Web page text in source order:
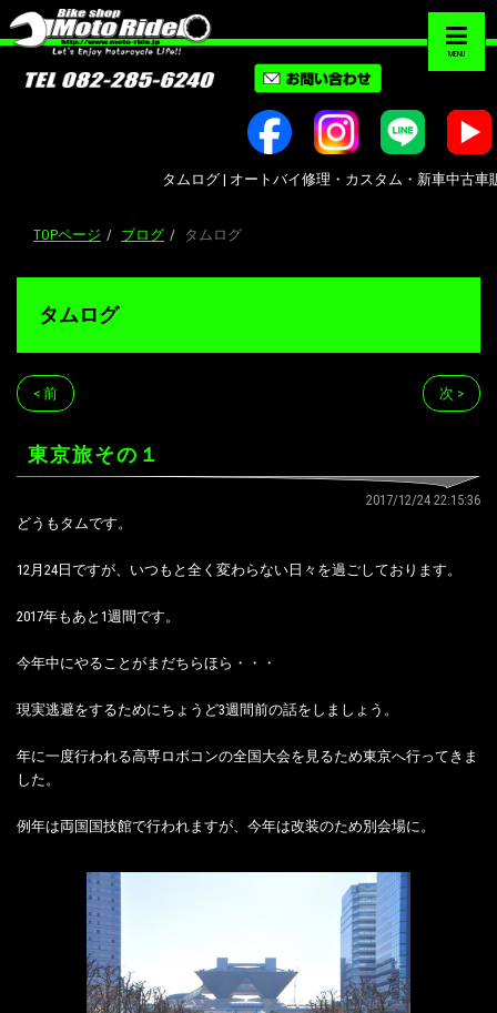
MENU
タムログ | オートバイ修理・カスタム・新車中古車販売
TOPページ ブログ タムログ
タムログ
< 前 次 >
東京旅その１
2017/12/24 22:15:36
どうもタムです。
12月24日ですが、いつもと全く変わらない日々を過ごしております。
2017年もあと1週間です。
今年中にやることがまだちらほら・・・
現実逃避をするためにちょうど3週間前の話をしましょう。
年に一度行われる高専ロボコンの全国大会を見るため東京へ行ってきま
した。
例年は両国国技館で行われますが、今年は改装のため別会場に。